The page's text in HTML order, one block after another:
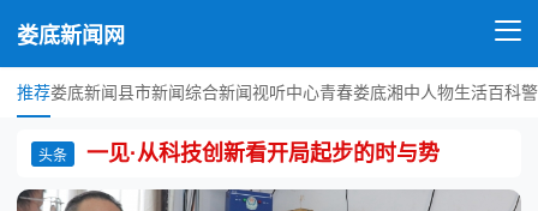
娄底新闻网
推荐娄底新闻县市新闻综合新闻视听中心青春娄底湘中人物生活百科
头条 一见·从科技创新看开局起步的时与势